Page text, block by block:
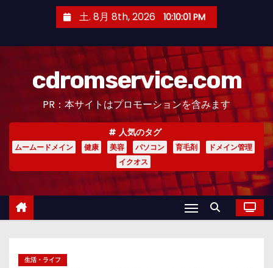
土. 8月 8th, 2026 10:10:03 PM
cdromservice.com
PR：本サイトはプロモーションを含みます
人気のタグ
ムームードメイン 健康 美容 パソコン 育毛剤
ドメイン管理
イクオス
生活・ライフ